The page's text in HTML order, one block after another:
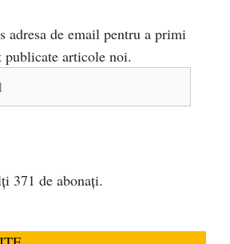
adresa de email pentru a primi
articole noi.
371 de abonați.